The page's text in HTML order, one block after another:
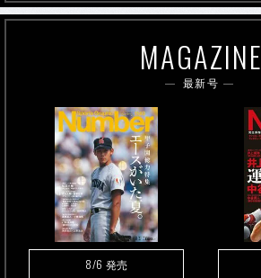
MAGAZINE
最新号
8/6 発売